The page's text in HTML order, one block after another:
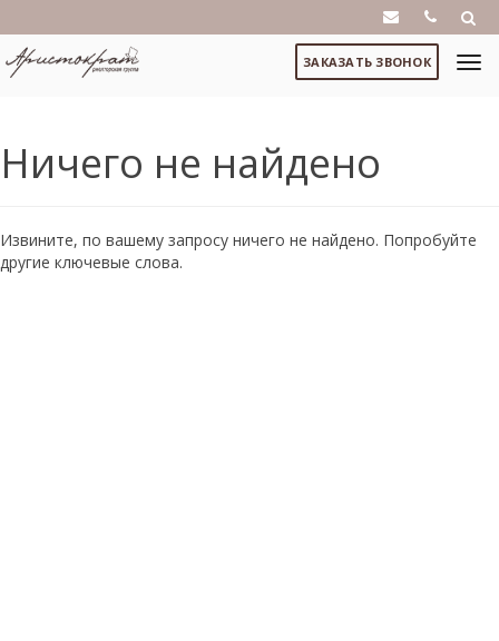
ЗАКАЗАТЬ ЗВОНОК
Ничего не найдено
Извините, по вашему запросу ничего не найдено. Попробуйте
другие ключевые слова.